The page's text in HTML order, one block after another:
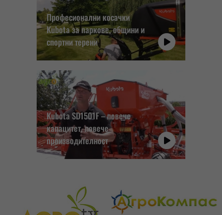
Професионални косачки
Kubota за паркове, общини и
спортни терени
Kubota SD1501F – повече
капацитет, повече
производителност